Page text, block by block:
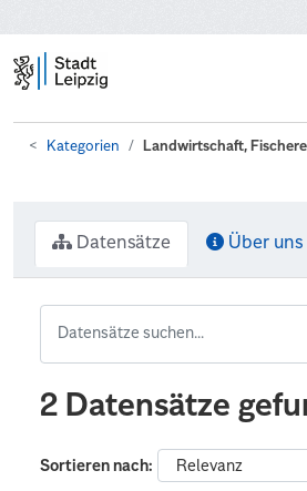
Kategorien Landwirtschaft,
Datensätze Über uns
2 Datensätze
Sortieren nach